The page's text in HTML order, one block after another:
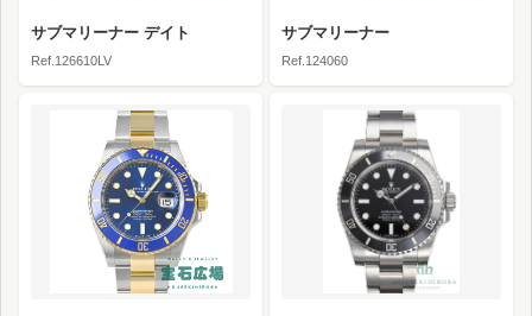
サブマリーナー デイト
Ref.126610LV
サブマリーナー
Ref.124060